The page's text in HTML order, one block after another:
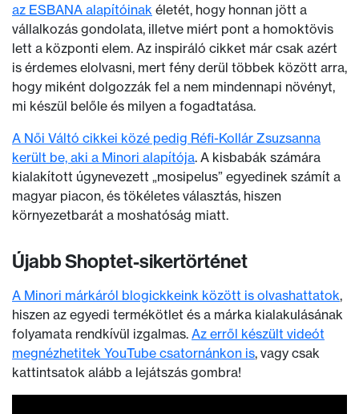
az ESBANA alapítóinak életét, hogy honnan jött a
vállalkozás gondolata, illetve miért pont a homoktövis
lett a központi elem. Az inspiráló cikket már csak azért
is érdemes elolvasni, mert fény derül többek között arra,
hogy miként dolgozzák fel a nem mindennapi növényt,
mi készül belőle és milyen a fogadtatása.
A Női Váltó cikkei közé pedig Réfi-Kollár Zsuzsanna
került be, aki a Minori alapítója. A kisbabák számára
kialakított úgynevezett „mosipelus” egyedinek számít a
magyar piacon, és tökéletes választás, hiszen
környezetbarát a moshatóság miatt.
Újabb Shoptet-sikertörténet
A Minori márkáról blogickkeink között is olvashattatok,
hiszen az egyedi termékötlet és a márka kialakulásának
folyamata rendkívül izgalmas. Az erről készült videót
megnézhetitek YouTube csatornánkon is, vagy csak
kattintsatok alább a lejátszás gombra!